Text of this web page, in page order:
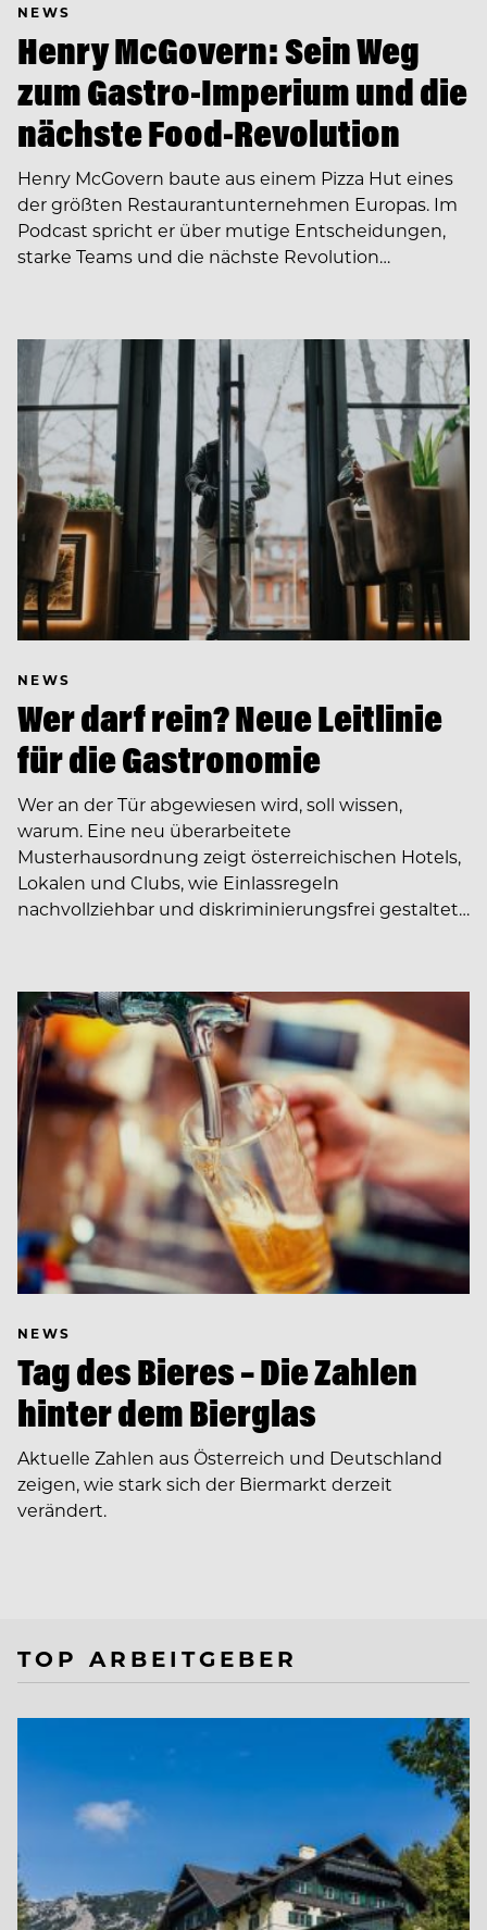
NEWS
Henry McGovern: Sein Weg
zum Gastro-Imperium und die
nächste Food-Revolution
Henry McGovern baute aus einem Pizza Hut eines
der größten Restaurantunternehmen Europas. Im
Podcast spricht er über mutige Entscheidungen,
starke Teams und die nächste Revolution…
NEWS
Wer darf rein? Neue Leitlinie
für die Gastronomie
Wer an der Tür abgewiesen wird, soll wissen,
warum. Eine neu überarbeitete
Musterhausordnung zeigt österreichischen Hotels,
Lokalen und Clubs, wie Einlassregeln
nachvollziehbar und diskriminierungsfrei gestaltet…
NEWS
Tag des Bieres – Die Zahlen
hinter dem Bierglas
Aktuelle Zahlen aus Österreich und Deutschland
zeigen, wie stark sich der Biermarkt derzeit
verändert.
TOP ARBEITGEBER